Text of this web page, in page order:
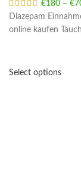
€180 – €
Diazepam
online kaufen
Select options